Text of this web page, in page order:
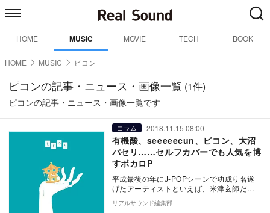
HOME MUSIC MOVIE TECH BOOK
HOME MUSIC ピコン
ピコンの記事・ニュース・画像一覧 (1件)
ピコンの記事・ニュース・画像一覧です
コラム 2018.11.15 08:00
有機酸、seeeeecun、ピコン、大沼
パセリ……セルフカバーでも人気を博
すボカロP
平成最後の年にJ-POPシーンで功成り名遂
げたアーティストといえば、米津玄師だろ
う。「Lemon」（TBS系ドラマ『アンナチ
ュラ…
リアルサウンド編集部